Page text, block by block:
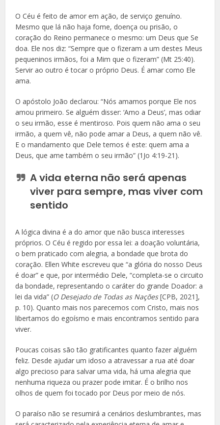
O Céu é feito de amor em ação, de serviço genuíno.
Mesmo que lá não haja fome, doença ou prisão, o
coração do Reino permanece o mesmo: um Deus que Se
doa. Ele nos diz: “Sempre que o fizeram a um destes Meus
pequeninos irmãos, foi a Mim que o fizeram” (Mt 25:40).
Servir ao outro é tocar o próprio Deus. É amar como Ele
ama.
O apóstolo João declarou: “Nós amamos porque Ele nos
amou primeiro. Se alguém disser: ‘Amo a Deus’, mas odiar
o seu irmão, esse é mentiroso. Pois quem não ama o seu
irmão, a quem vê, não pode amar a Deus, a quem não vê.
E o mandamento que Dele temos é este: quem ama a
Deus, que ame também o seu irmão” (1Jo 4:19-21).
A vida eterna não será apenas
viver para sempre, mas viver com
sentido
A lógica divina é a do amor que não busca interesses
próprios. O Céu é regido por essa lei: a doação voluntária,
o bem praticado com alegria, a bondade que brota do
coração. Ellen White escreveu que “a glória do nosso Deus
é doar” e que, por intermédio Dele, “completa-se o circuito
da bondade, representando o caráter do grande Doador: a
lei da vida” (O Desejado de Todas as Nações[CPB, 2021],
p. 10). Quanto mais nos parecemos com Cristo, mais nos
libertamos do egoísmo e mais encontramos sentido para
viver.
Poucas coisas são tão gratificantes quanto fazer alguém
feliz. Desde ajudar um idoso a atravessar a rua até doar
algo precioso para salvar uma vida, há uma alegria que
nenhuma riqueza ou prazer pode imitar. É o brilho nos
olhos de quem foi tocado por Deus por meio de nós.
O paraíso não se resumirá a cenários deslumbrantes, mas